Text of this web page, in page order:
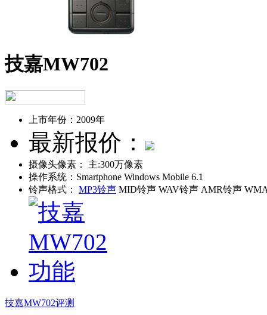
技嘉MW702
上市年份： 2009年
最新报价：
摄像头像素：
主:300万像素
操作系统： Smartphone Windows Mobile 6.1
铃声格式：
MP3铃声 MID铃声 WAV铃声 AMR铃声
技嘉MW702评测